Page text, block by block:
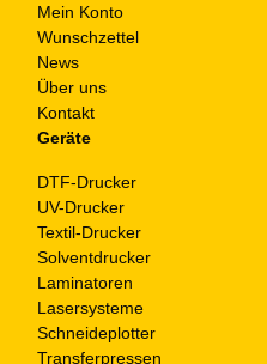
Mein Konto
Wunschzettel
News
Über uns
Kontakt
Geräte
DTF-Drucker
UV-Drucker
Textil-Drucker
Solventdrucker
Laminatoren
Lasersysteme
Schneideplotter
Transferpressen